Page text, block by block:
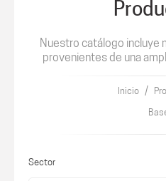
Nuestro catálogo incluye
provenientes de una
Inicio /
Sector